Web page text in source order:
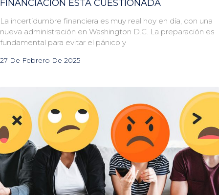
FINANCIACIÓN ESTÁ CUESTIONADA
La incertidumbre financiera es muy real hoy en día, con una
nueva administración en Washington D.C. La preparación es
fundamental para evitar el pánico y
27 De Febrero De 2025